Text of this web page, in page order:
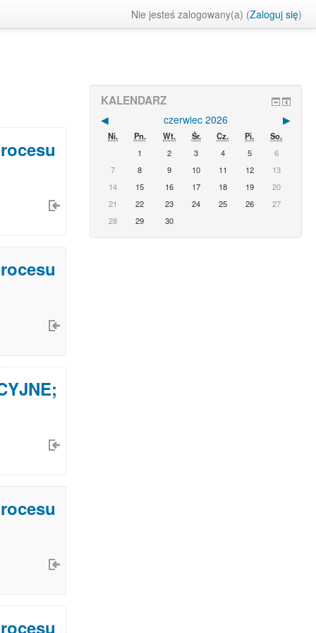
Nie jesteś zalogowany(a) (Zaloguj się)
KALENDARZ
◀ czerwiec 2026 ▶
Ni. Pn. Wt. Śr. Cz. Pi.
So.
1
2 3 4 5
6
7
8 9 10 11 12
13
14
15 16 17 18 19
20
21
22 23 24 25 26
27
28
29 30